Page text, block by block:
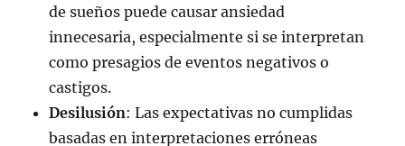
de sueños puede causar ansiedad
innecesaria, especialmente si se interpretan
como presagios de eventos negativos o
castigos.
Desilusión: Las expectativas no cumplidas
basadas en interpretaciones erróneas